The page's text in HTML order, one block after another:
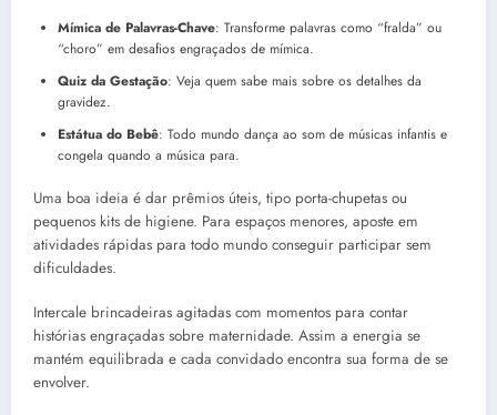
Mímica de Palavras-Chave: Transforme palavras como “fralda” ou
“choro” em desafios engraçados de mímica.
Quiz da Gestação: Veja quem sabe mais sobre os detalhes da
gravidez.
Estátua do Bebê: Todo mundo dança ao som de músicas infantis e
congela quando a música para.
Uma boa ideia é dar prêmios úteis, tipo porta-chupetas ou
pequenos kits de higiene. Para espaços menores, aposte em
atividades rápidas para todo mundo conseguir participar sem
dificuldades.
Intercale brincadeiras agitadas com momentos para contar
histórias engraçadas sobre maternidade. Assim a energia se
mantém equilibrada e cada convidado encontra sua forma de se
envolver.